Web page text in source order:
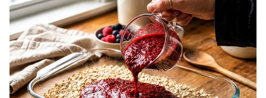
പോയിട്ടില്ല. കോളേജ് ഓഫീസിലെ സ്ട്രോങ്ങ്
മുറിയിലാണ് ഉള്ളത്.
പകൽ വെളിച്ചത്തിൽ കുട്ടിയെ
നഗരമധ്യത്തിൽ ഇറക്കിവിട്ടപ്പോൾ പോലീസ്